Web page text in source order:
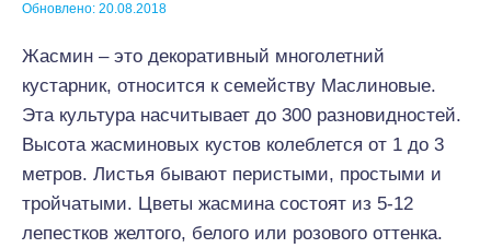
Обновлено: 20.08.2018
Жасмин – это декоративный многолетний
кустарник, относится к семейству Маслиновые.
Эта культура насчитывает до 300 разновидностей.
Высота жасминовых кустов колеблется от 1 до 3
метров. Листья бывают перистыми, простыми и
тройчатыми. Цветы жасмина состоят из 5-12
лепестков желтого, белого или розового оттенка.